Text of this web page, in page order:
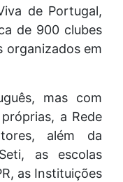
de Portugal,
de 900 clubes
organizados em
mas com
a Rede
além da
as escolas
as Instituições